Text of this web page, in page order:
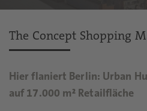
The Concept Shopping
Hier flaniert Berlin: Urban
auf 17.000 m² Retailfläche